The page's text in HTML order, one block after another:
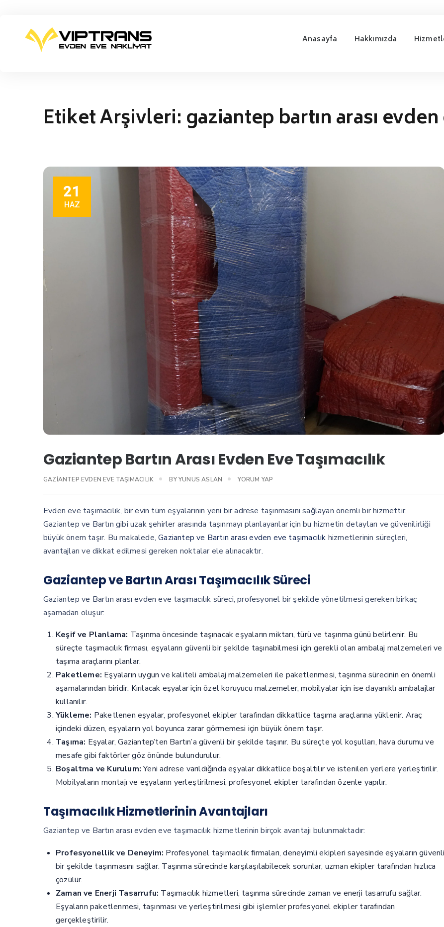
Anasayfa Hakkımızda
Etiket Arşivleri: gaziantep bartın arası evden
21
HAZ
Gaziantep Bartın Arası Evden Eve Taşımacılık
GAZIANTEP EVDEN EVE TAŞIMACILIK BYYUNUS ASLAN YORUM YAP
Evden eve taşımacılık, bir evin tüm eşyalarının yeni bir adrese taşınmasını sağlayan önemli bir hizmettir.
Gaziantep ve Bartın gibi uzak şehirler arasında taşınmayı planlayanlar için bu hizmetin detayları ve güvenilirliği
büyük önem taşır. Bu makalede,Gaziantep ve Bartın arası evden eve taşımacılık hizmetlerinin süreçleri,
avantajları ve dikkat edilmesi gereken noktalar ele alınacaktır.
Gaziantep ve Bartın Arası Taşımacılık Süreci
Gaziantep ve Bartın arası evden eve taşımacılık süreci, profesyonel bir şekilde yönetilmesi gereken birkaç
aşamadan oluşur:
Keşif ve Planlama: Taşınma öncesinde taşınacak eşyaların miktarı, türü ve taşınma günü belirlenir. Bu
süreçte taşımacılık firması, eşyaların güvenli bir şekilde taşınabilmesi için gerekli olan ambalaj malzemeleri ve
taşıma araçlarını planlar.
Paketleme: Eşyaların uygun ve kaliteli ambalaj malzemeleri ile paketlenmesi, taşınma sürecinin en önemli
aşamalarından biridir. Kırılacak eşyalar için özel koruyucu malzemeler, mobilyalar için ise dayanıklı ambalajlar
kullanılır.
Yükleme: Paketlenen eşyalar, profesyonel ekipler tarafından dikkatlice taşıma araçlarına yüklenir. Araç
içindeki düzen, eşyaların yol boyunca zarar görmemesi için büyük önem taşır.
Taşıma: Eşyalar, Gaziantep’ten Bartın’a güvenli bir şekilde taşınır. Bu süreçte yol koşulları, hava durumu ve
mesafe gibi faktörler göz önünde bulundurulur.
Boşaltma ve Kurulum:Yeni adrese varıldığında eşyalar dikkatlice boşaltılır ve istenilen yerlere yerleştirilir.
Mobilyaların montajı ve eşyaların yerleştirilmesi, profesyonel ekipler tarafından özenle yapılır.
Taşımacılık Hizmetlerinin Avantajları
Gaziantep ve Bartın arası evden eve taşımacılık hizmetlerinin birçok avantajı bulunmaktadır:
Profesyonellik ve Deneyim: Profesyonel taşımacılık firmaları, deneyimli ekipleri sayesinde eşyaların güvenli
bir şekilde taşınmasını sağlar. Taşınma sürecinde karşılaşılabilecek sorunlar, uzman ekipler tarafından hızlıca
çözülür.
Zaman ve Enerji Tasarrufu: Taşımacılık hizmetleri, taşınma sürecinde zaman ve enerji tasarrufu sağlar.
Eşyaların paketlenmesi, taşınması ve yerleştirilmesi gibi işlemler profesyonel ekipler tarafından
gerçekleştirilir.